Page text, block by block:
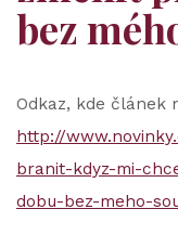
bez
Odkaz, kde článek
http://
branit-kdyz-mi-
dobu-bez-meho-